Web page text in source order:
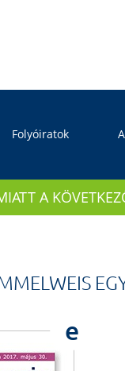
Folyóiratok
A
e